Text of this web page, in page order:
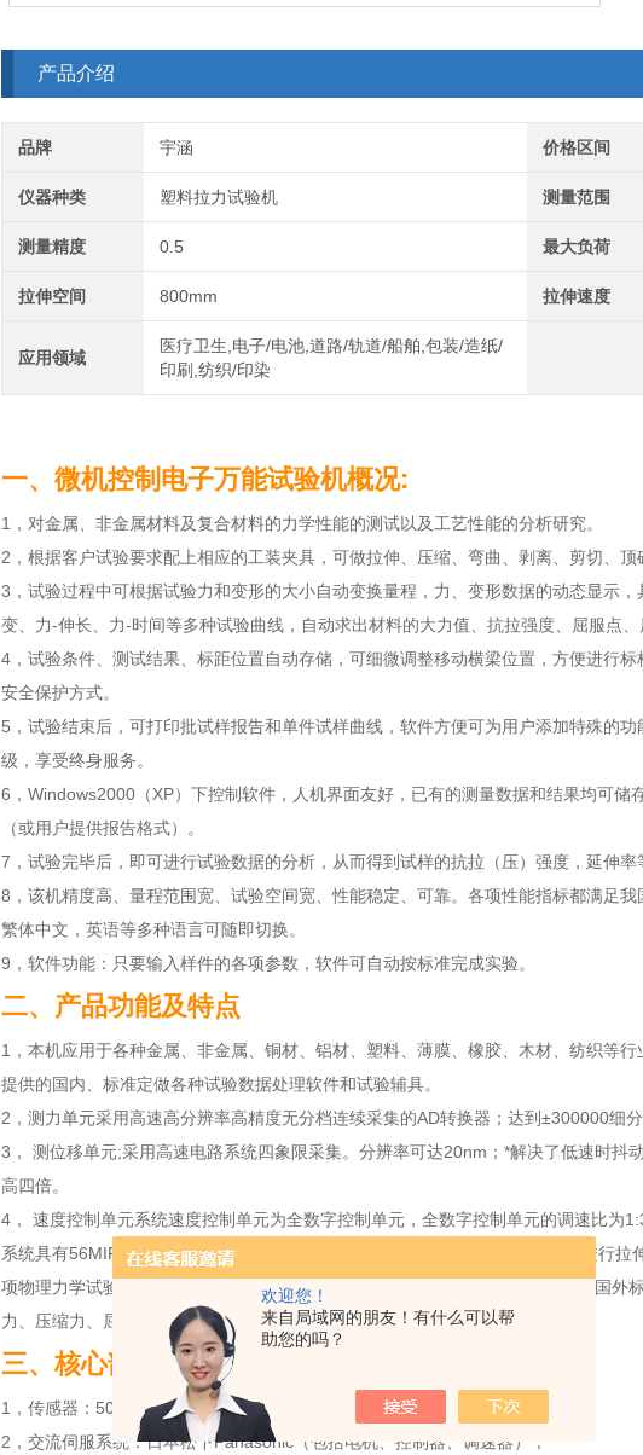
欢迎您！
来自局域网的朋友！有什么可以帮
助您的吗？
产品介绍
品牌 宇涵 价格区间
仪器种类 塑料拉力试验机 测量范围
测量精度 0.5 最大负荷
拉伸空间 800mm 拉伸速度
应用领域
医疗卫生,电子/电池,道路/轨道/船舶,包装/造纸/
印刷,纺织/印染
一、微机控制电子万能试验机概况:
1，对金属、非金属材料及复合材料的力学性能的测试以及工艺性能的分析研究。
2，根据客户试验要求配上相应的工装夹具，可做拉伸、压缩、弯曲、剥离、剪切、顶
3，试验过程中可根据试验力和变形的大小自动变换量程，力、变形数据的动态显示
变、力-伸长、力-时间等多种试验曲线，自动求出材料的大力值、抗拉强度、屈服点、
4，试验条件、测试结果、标距位置自动存储，可细微调整移动横梁位置，方便进行
安全保护方式。
5，试验结束后，可打印批试样报告和单件试样曲线，软件方便可为用户添加特殊的
级，享受终身服务。
6，Windows2000（XP）下控制软件，人机界面友好，已有的测量数据和结果均可
（或用户提供报告格式）。
7，试验完毕后，即可进行试验数据的分析，从而得到试样的抗拉（压）强度，延伸率
8，该机精度高、量程范围宽、试验空间宽、性能稳定、可靠。各项性能指标都满足
繁体中文，英语等多种语言可随即切换。
9，软件功能：只要输入样件的各项参数，软件可自动按标准完成实验。
二、产品功能及特点​​
1，本机应用于各种金属、非金属、铜材、铝材、塑料、薄膜、橡胶、木材、纺织等
提供的国内、标准定做各种试验数据处理软件和试验辅具。
2，测力单元采用高速高分辨率高精度无分档连续采集的AD转换器；达到±300000细
3， 测位移单元;采用高速电路系统四象限采集。分辨率可达20nm；*解决了低速时抖
高四倍。
4， 速度控制单元系统速度控制单元为全数字控制单元，全数字控制单元的调速比为
系统具有56MIPS高速、精确的数据处理能力；精度均达0.5级以上,测控系统可进行
项物理力学试验，可根据客户产品要求按GB、DIN、ISO、JIS、ASTM等标准和国外
力、压缩力、屈服HRb、抗拉强度、弯曲强度，弹性模量、伸长率等参数。
三、核心部件及相关介绍
1，传感器：500N（美国传力，可根据具体要求选配）。
2，交流伺服系统：日本松下Panasonic（包括电机、控制器、调速器）；